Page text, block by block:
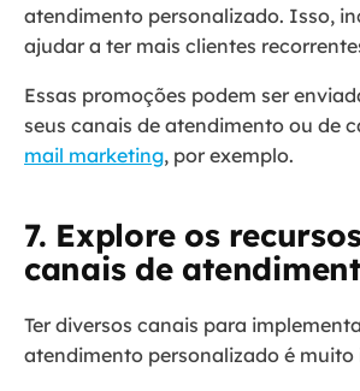
atendimento personalizado. Isso,
ajudar a ter mais clientes
Essas promoções podem ser
seus canais de atendimento ou de
mail marketing, por exemplo.
7. Explore os
canais de
Ter diversos canais para
atendimento personalizado é